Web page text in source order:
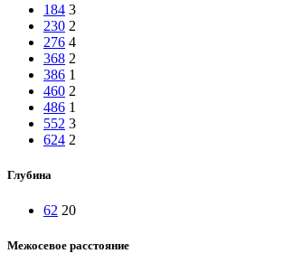
184 3
230 2
276 4
368 2
386 1
460 2
486 1
552 3
624 2
Глубина
62 20
Межосевое расстояние